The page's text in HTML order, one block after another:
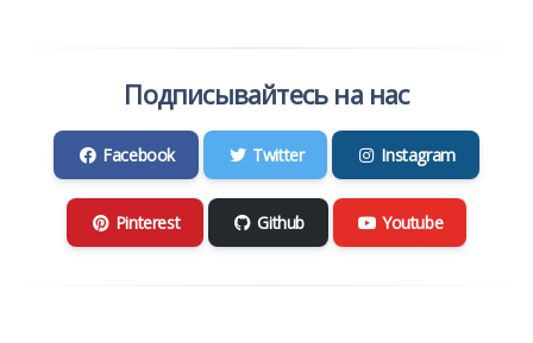
Подписывайтесь на нас
Facebook Twitter Instagram
Pinterest Github Youtube